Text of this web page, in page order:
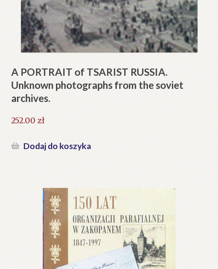
A PORTRAIT of TSARIST RUSSIA.
Unknown photographs from the soviet
archives.
252.00 zł
Dodaj do koszyka